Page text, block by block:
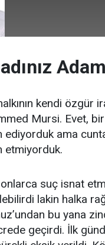
kendi
Mursi. Evet,
ediyorduk ama
etmiyorduk.
suç isnat
lakin halka
bu yana
geçirdi. İlk